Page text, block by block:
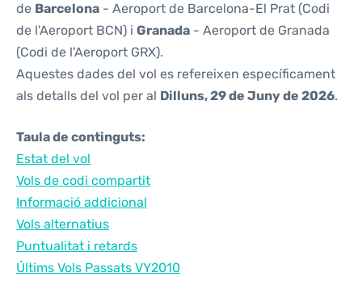
de Barcelona - Aeroport de Barcelona-El Prat (Codi
de l'Aeroport BCN) i Granada - Aeroport de Granada
(Codi de l'Aeroport GRX).
Aquestes dades del vol es refereixen específicament
als detalls del vol per al Dilluns, 29 de Juny de 2026.
Taula de continguts:
Estat del vol
Vols de codi compartit
Informació addicional
Vols alternatius
Puntualitat i retards
Últims Vols Passats VY2010